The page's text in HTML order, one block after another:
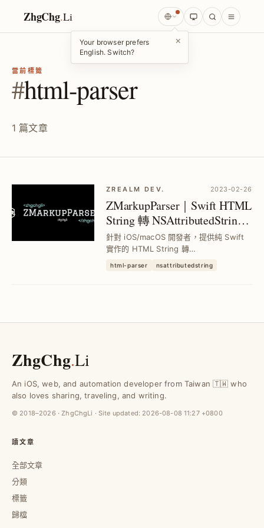
ZhgChg.Li
Your browser prefers
English. Switch?
×
當前標籤
#html-parser
1 篇文章
ZREALM DEV. 2023-02-26
ZMarkupParser｜Swift HTML
String 轉 NSAttributedString
工具，支援客製樣式與高效
能渲染
針對 iOS/macOS 開發者，提供純 Swift
實作的 HTML String 轉
錯誤標籤、客製樣式設定與多種 HTML
html-parser nsattributedstring
ZhgChg.Li
An iOS, web, and automation developer from Taiwan 🇹🇼 who
also loves sharing, traveling, and writing.
© 2018–2026 · ZhgChgLi · Site updated: 2026-08-08 11:27 +0800
讀文章
全部文章
分類
標籤
歸檔